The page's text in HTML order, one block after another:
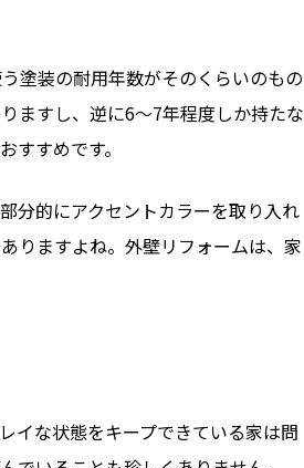
塗装の耐用年数がそのくらいのもの
ますし、逆に6～7年程度しか持たな
すすめです。
分的にアクセントカラーを取り入れ
りますよね。外壁リフォームは、家
イな状態をキープできている家は問